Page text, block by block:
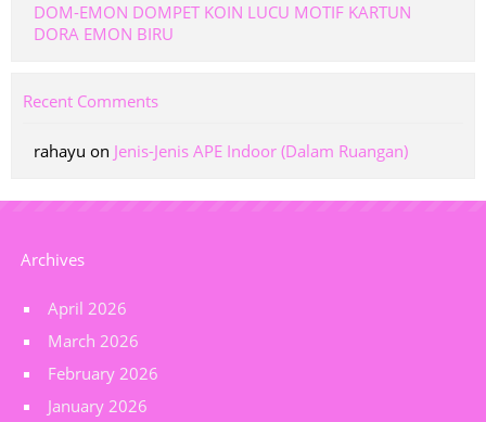
DOM-EMON DOMPET KOIN LUCU MOTIF KARTUN
DORA EMON BIRU
Recent Comments
rahayu on Jenis-Jenis APE Indoor (Dalam Ruangan)
Archives
April 2026
March 2026
February 2026
January 2026